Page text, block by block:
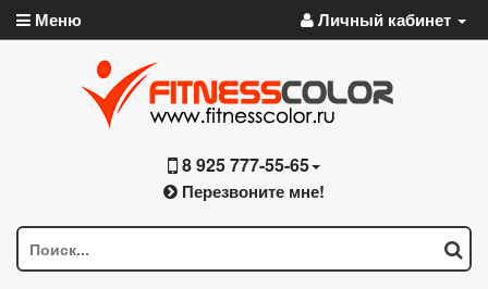
Меню Личный кабинет
8 925 777-55-65
Перезвоните мне!